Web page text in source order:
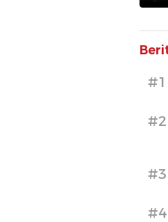
#1
#2
#3
#4